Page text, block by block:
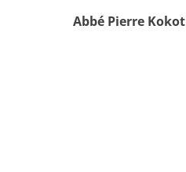
Abbé Pierre Kokot